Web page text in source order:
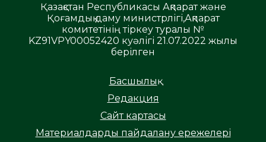
Қазақстан Республикасы Ақпарат және
Қоғамдық даму министрлігі,Ақпарат
комитетінің тіркеу туралы №
KZ91VPY00052420 куәлігі 21.07.2022 жылы
берілген
Басшылық
Редакция
Сайт картасы
Материалдарды пайдалану ережелері